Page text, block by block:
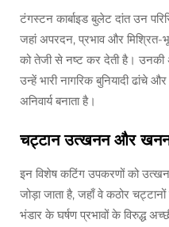
टंगस्टन कार्बाइड बुलेट दांत उन
जहां अपरदन, प्रभाव और मिश्रित-
को तेजी से नष्ट कर देती है। उनकी
उन्हें भारी नागरिक बुनियादी ढांचे
अनिवार्य बनाता है।
चट्टान उत्खनन और
इन विशेष कटिंग उपकरणों को
जोड़ा जाता है, जहाँ वे कठोर
भंडार के घर्षण प्रभावों के विरुद्ध